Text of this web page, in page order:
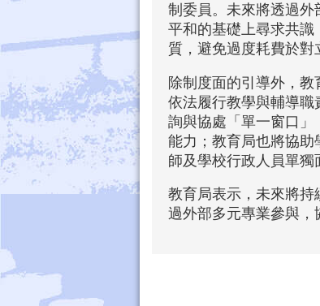
制委員。未來將透過外
平和的基礎上尋求共
質，避免過度耗費於對
除制度面的引導外，
依法履行教學與輔導
詢與協處「單一窗口
能力；教育局也將協
師及學校行政人員單獨
教育局表示，未來將
過外部多元專業參與，